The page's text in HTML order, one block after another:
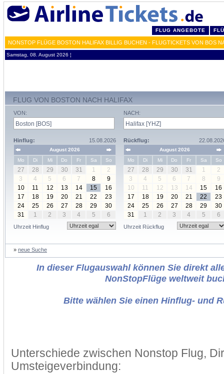
FLUG ANGEBOTE
NONSTOP FLÜGE BOSTON HALIFAX BILLIG BUCHEN - FLUGTICKETS VON BOS
Samstag, 08. August 2026 ¦
FLUG VON BOSTON NACH HALIFAX
VON:
Hinflug: 15.08.2026
August 2026
Mo
Di Mi Do Fr Sa So
27 28 29 30 31 1
2
3
4 5 6 7 8
9
10
11 12 13 14 15
16
17
18 19 20 21 22
23
24
25 26 27 28 29
30
31
1 2 3 4 5 6
Uhrzeit Hinflug
NACH:
Rückflug:
August 2026
Mo
Di Mi Do Fr Sa So
27 28 29 30 31 1
2
3
4 5 6 7 8
9
10
11 12 13 14 15
16
17
18 19 20 21 22
23
24
25 26 27 28 29
30
31
1 2 3 4 5 6
Uhrzeit Rückflug
» neue Suche
In dieser Flugauswahl können Sie direkt
NonStopFlüge weltweit
Bitte wählen Sie einen Hinflug- und
Unterschiede zwischen Nonstop Flug,
Umsteigeverbindung: